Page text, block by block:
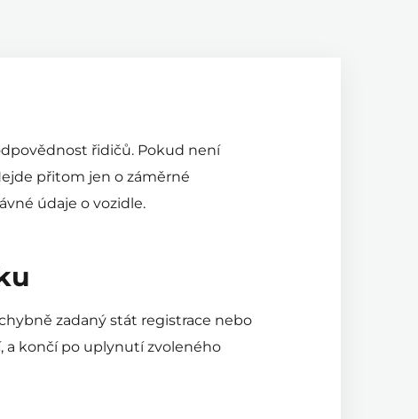
řidičů. Pokud není
přitom jen o záměrné
údaje o vozidle.
zadaný stát registrace nebo
a končí po uplynutí zvoleného